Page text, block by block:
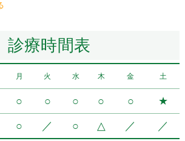
診療時間表
月 火 水 木 金 土
○ ○ ○ ○ ○ ★
○ ／ ○ △ ／ ／